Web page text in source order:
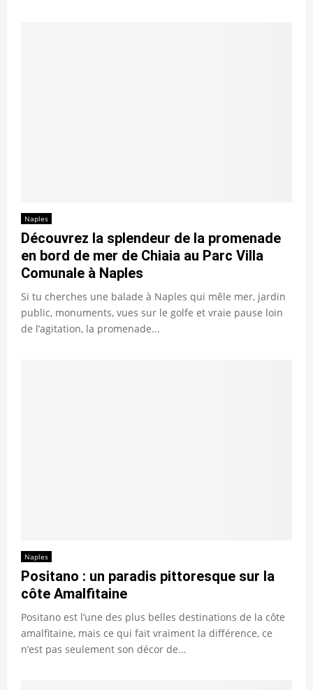
Naples
Découvrez la splendeur de la promenade
en bord de mer de Chiaia au Parc Villa
Comunale à Naples
Si tu cherches une balade à Naples qui mêle mer, jardin
public, monuments, vues sur le golfe et vraie pause loin
de l’agitation, la promenade...
Naples
Positano : un paradis pittoresque sur la
côte Amalfitaine
Positano est l’une des plus belles destinations de la côte
amalfitaine, mais ce qui fait vraiment la différence, ce
n’est pas seulement son décor de...